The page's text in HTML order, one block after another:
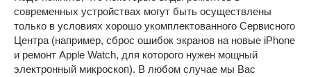
современных устройствах могут быть осуществлены
только в условиях хорошо укомплектованного Сервисного
Центра (например, сброс ошибок экранов на новые iPhone
и ремонт Apple Watch, для которого нужен мощный
электронный микроскоп). В любом случае мы Вас
Made by Goodness
ИП Витман А.А., ИНН 245506062509, ОГРНИП:
326246800053028